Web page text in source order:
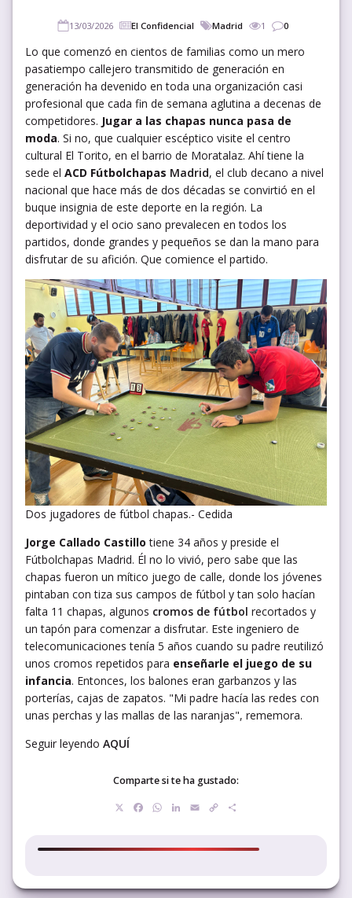
13/03/2026 El Confidencial Madrid 1 0
Lo que comenzó en cientos de familias como un mero
pasatiempo callejero transmitido de generación en
generación ha devenido en toda una organización casi
profesional que cada fin de semana aglutina a decenas de
competidores. Jugar a las chapas nunca pasa de
moda. Si no, que cualquier escéptico visite el centro
cultural El Torito, en el barrio de Moratalaz. Ahí tiene la
sede el ACD Fútbolchapas Madrid, el club decano a nivel
nacional que hace más de dos décadas se convirtió en el
buque insignia de este deporte en la región. La
deportividad y el ocio sano prevalecen en todos los
partidos, donde grandes y pequeños se dan la mano para
disfrutar de su afición. Que comience el partido.
Dos jugadores de fútbol chapas.- Cedida
Jorge Callado Castillo tiene 34 años y preside el
Fútbolchapas Madrid. Él no lo vivió, pero sabe que las
chapas fueron un mítico juego de calle, donde los jóvenes
pintaban con tiza sus campos de fútbol y tan solo hacían
falta 11 chapas, algunos cromos de fútbol recortados y
un tapón para comenzar a disfrutar. Este ingeniero de
telecomunicaciones tenía 5 años cuando su padre reutilizó
unos cromos repetidos para enseñarle el juego de su
infancia. Entonces, los balones eran garbanzos y las
porterías, cajas de zapatos. "Mi padre hacía las redes con
unas perchas y las mallas de las naranjas", rememora.
Seguir leyendo AQUÍ
Comparte si te ha gustado:
Facebook
WhatsApp
LinkedIn
EmailCopy